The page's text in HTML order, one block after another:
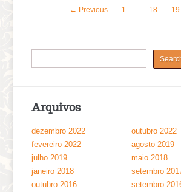
← Previous 1 … 18 19
Arquivos
dezembro 2022
outubro 2022
fevereiro 2022
agosto 2019
julho 2019
maio 2018
janeiro 2018
setembro
outubro 2016
setembro